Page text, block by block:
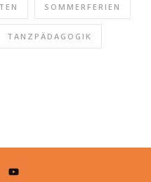
SOMMERFERIEN
TANZPÄDAGOGIK